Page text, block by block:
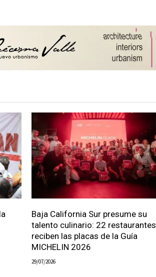
Baja California Sur presume su
talento culinario: 22 restaurantes
reciben las placas de la Guía
MICHELIN 2026
29/07/2026